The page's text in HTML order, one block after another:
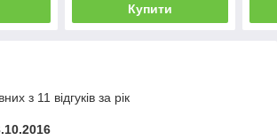
Купити
з 11 відгуків за рік